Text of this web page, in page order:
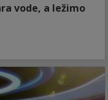
vode, a ležimo